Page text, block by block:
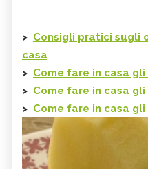
> Consigli pratici sugli
casa
> Come fare in casa
> Come fare in casa
> Come fare in casa